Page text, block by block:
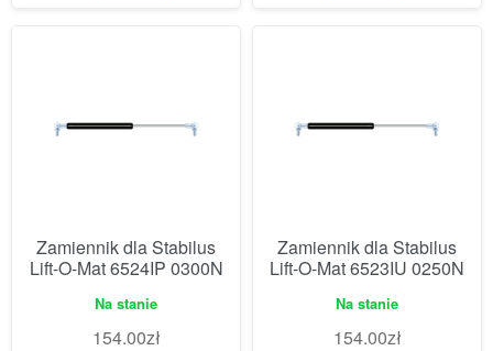
Zamiennik dla Stabilus
Lift-O-Mat 6524IP 0300N
Na stanie
154.00zł
Zamiennik dla Stabilus
Lift-O-Mat 6523IU 0250N
Na stanie
154.00zł